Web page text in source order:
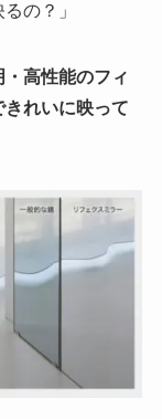
の？」
・高性能のフィ
れいに映って